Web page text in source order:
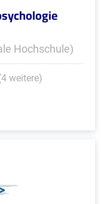
Hochschule)
weitere)